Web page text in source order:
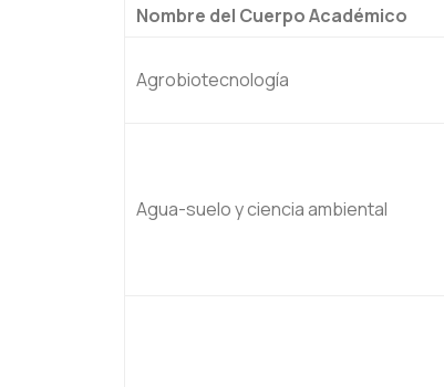
Nombre del Cuerpo Académico
Agrobiotecnología
Agua-suelo y ciencia ambiental